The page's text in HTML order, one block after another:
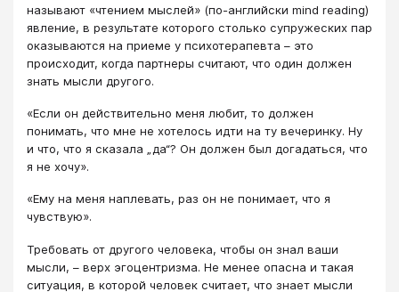
называют «чтением мыслей» (по-английски mind reading)
явление, в результате которого столько супружеских пар
оказываются на приеме у психотерапевта – это
происходит, когда партнеры считают, что один должен
знать мысли другого.
«Если он действительно меня любит, то должен
понимать, что мне не хотелось идти на ту вечеринку. Ну
и что, что я сказала „да“? Он должен был догадаться, что
я не хочу».
«Ему на меня наплевать, раз он не понимает, что я
чувствую».
Требовать от другого человека, чтобы он знал ваши
мысли, – верх эгоцентризма. Не менее опасна и такая
ситуация, в которой человек считает, что знает мысли